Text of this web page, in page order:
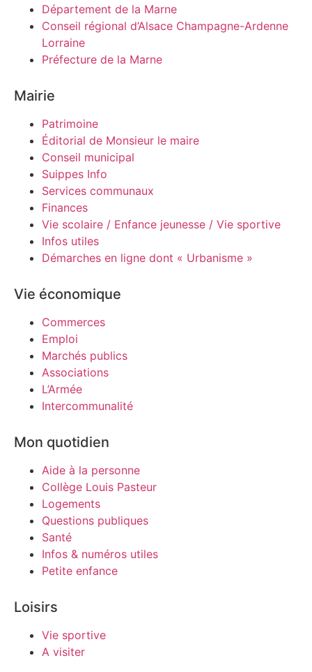
Département de la Marne
Conseil régional d’Alsace Champagne-Ardenne
Lorraine
Préfecture de la Marne
Mairie
Patrimoine
Éditorial de Monsieur le maire
Conseil municipal
Suippes Info
Services communaux
Finances
Vie scolaire / Enfance jeunesse / Vie sportive
Infos utiles
Démarches en ligne dont « Urbanisme »
Vie économique
Commerces
Emploi
Marchés publics
Associations
L’Armée
Intercommunalité
Mon quotidien
Aide à la personne
Collège Louis Pasteur
Logements
Questions publiques
Santé
Infos & numéros utiles
Petite enfance
Loisirs
Vie sportive
A visiter